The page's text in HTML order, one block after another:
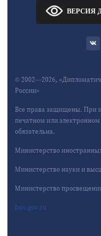
ВЕРСИЯ
© 2002—2026,
России»
Все права защищены. При
печатном или
обязательна.
Министерство
Министерство науки и
Министерство
bus.gov.ru